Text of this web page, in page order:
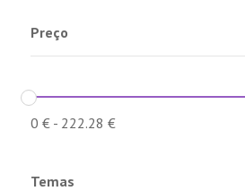
Preço
0 €- 222.28 €
Temas